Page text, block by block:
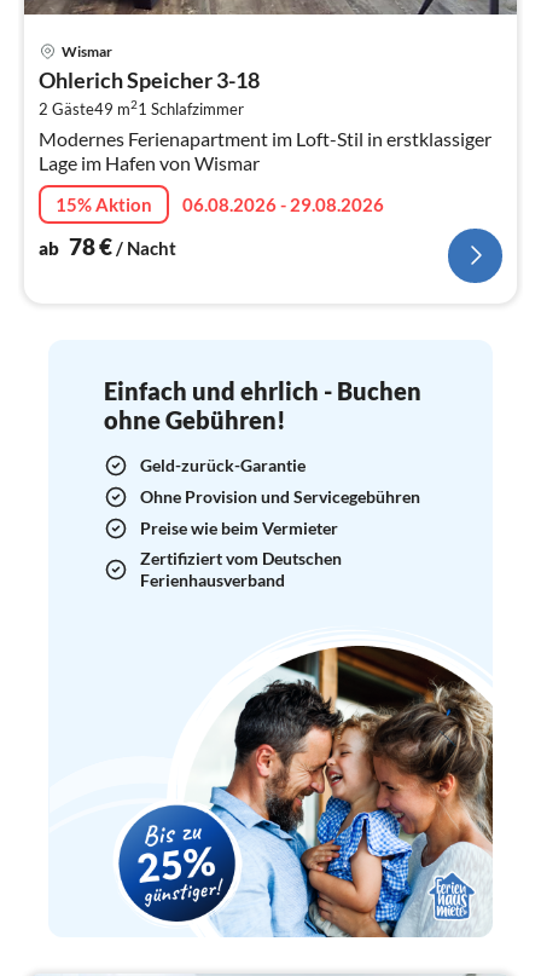
Wismar
Ohlerich Speicher 3-18
2 Gäste49 m21 Schlafzimmer
Modernes Ferienapartment im Loft-Stil in erstklassiger
Lage im Hafen von Wismar
15% Aktion
06.08.2026 - 29.08.2026
ab 78€/ Nacht
Einfach und ehrlich - Buchen
ohne Gebühren!
Geld-zurück-Garantie
Ohne Provision und Servicegebühren
Preise wie beim Vermieter
Zertifiziert vom Deutschen
Ferienhausverband